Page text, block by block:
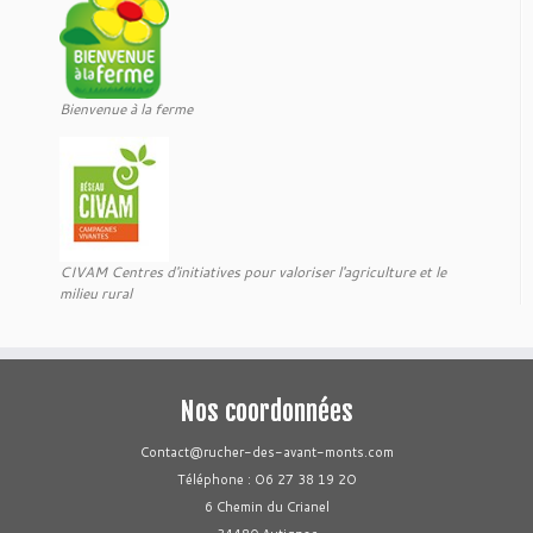
Bienvenue à la ferme
CIVAM Centres d'initiatives pour valoriser l'agriculture et le
milieu rural
Nos coordonnées
Contact@rucher-des-avant-monts.com
Téléphone : O6 27 38 19 2O
6 Chemin du Crianel